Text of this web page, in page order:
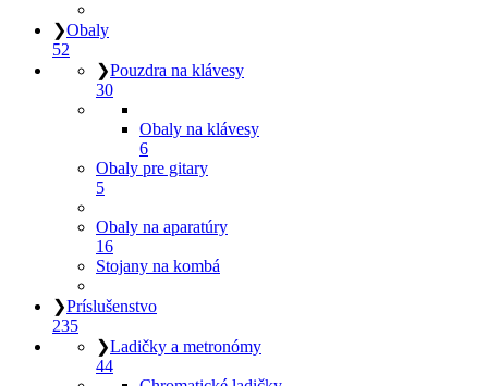
❯Obaly
52
❯Pouzdra na klávesy
30
Obaly na klávesy
6
Obaly pre gitary
5
Obaly na aparatúry
16
Stojany na kombá
❯Príslušenstvo
235
❯Ladičky a metronómy
44